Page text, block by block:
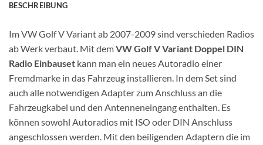
BESCHREIBUNG
Im VW Golf V Variant ab 2007-2009 sind verschieden Radios
ab Werk verbaut. Mit demVW Golf V Variant Doppel DIN
Radio Einbauset kann man ein neues Autoradio einer
Fremdmarke in das Fahrzeug installieren. In dem Set sind
auch alle notwendigen Adapter zum Anschluss an die
Fahrzeugkabel und den Antenneneingang enthalten. Es
können sowohl Autoradios mit ISO oder DIN Anschluss
angeschlossen werden. Mit den beiligenden Adaptern die im